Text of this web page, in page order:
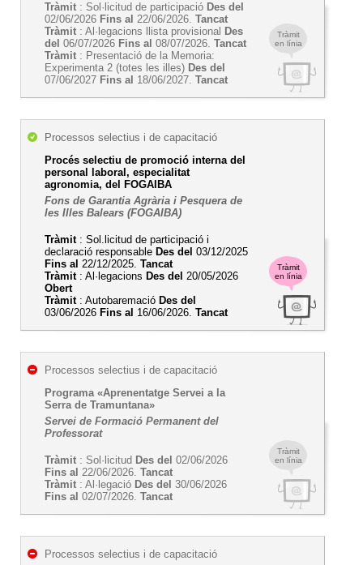
Tràmit
en línia
Tràmit : Sol·licitud de participació Des del
02/06/2026 Fins al 22/06/2026. Tancat
Tràmit : Al·legacions llista provisional Des
del 06/07/2026 Fins al 08/07/2026. Tancat
Tràmit : Presentació de la Memoria:
Experimenta 2 (totes les illes) Des del
07/06/2027 Fins al 18/06/2027. Tancat
Tràmit
en línia
Processos selectius i de capacitació
Procés selectiu de promoció interna del
personal laboral, especialitat
agronomia, del FOGAIBA
Fons de Garantia Agrària i Pesquera de
les Illes Balears (FOGAIBA)
Tràmit: Sol.licitud de participació i
declaració responsable Des del 03/12/2025
Fins al 22/12/2025. Tancat
Tràmit: Al·legacions Des del 20/05/2026
Obert
Tràmit: Autobaremació Des del
03/06/2026 Fins al 16/06/2026. Tancat
Tràmit
en línia
Processos selectius i de capacitació
Programa «Aprenentatge Servei a la
Serra de Tramuntana»
Servei de Formació Permanent del
Professorat
Tràmit : Sol·licitud Des del 02/06/2026
Fins al 22/06/2026. Tancat
Tràmit : Al·legació Des del 30/06/2026
Fins al 02/07/2026. Tancat
Processos selectius i de capacitació